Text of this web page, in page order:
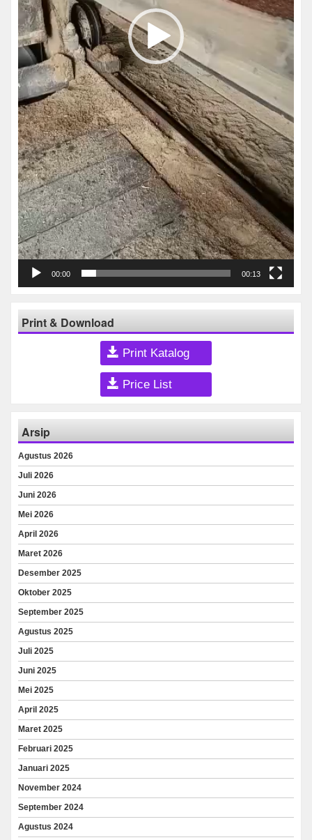
00:00 00:13
Print & Download
Print Katalog
Price List
Arsip
Agustus 2026
Juli 2026
Juni 2026
Mei 2026
April 2026
Maret 2026
Desember 2025
Oktober 2025
September 2025
Agustus 2025
Juli 2025
Juni 2025
Mei 2025
April 2025
Maret 2025
Februari 2025
Januari 2025
November 2024
September 2024
Agustus 2024